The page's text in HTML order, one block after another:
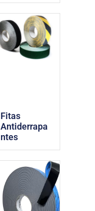
Fitas
Antiderrapa
ntes